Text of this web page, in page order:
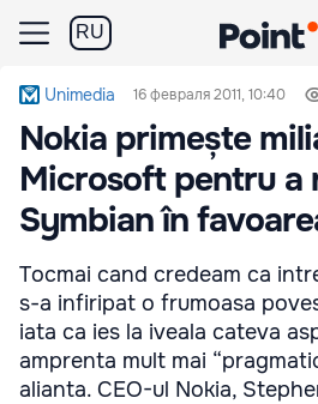
RU
Unimedia 16 февраля 2011, 10:40
Nokia primește
Microsoft pentru a
Symbian în
Tocmai cand credeam ca
s-a infiripat o frumoasa
iata ca ies la iveala cateva
amprenta mult mai
alianta. CEO-ul Nokia,